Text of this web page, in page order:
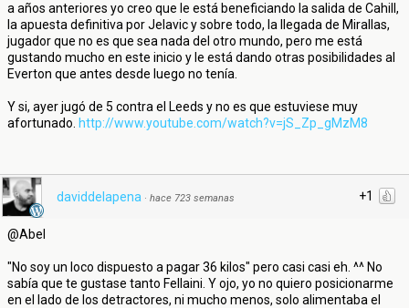
a años anteriores yo creo que le está beneficiando la salida de Cahill,
la apuesta definitiva por Jelavic y sobre todo, la llegada de Mirallas,
jugador que no es que sea nada del otro mundo, pero me está
gustando mucho en este inicio y le está dando otras posibilidades al
Everton que antes desde luego no tenía.
Y si, ayer jugó de 5 contra el Leeds y no es que estuviese muy
afortunado. http://www.youtube.com/watch?v=jS_Zp_gMzM8
+1
daviddelapena · hace 723 semanas
@Abel
"No soy un loco dispuesto a pagar 36 kilos" pero casi casi eh. ^^ No
sabía que te gustase tanto Fellaini. Y ojo, yo no quiero posicionarme
en el lado de los detractores, ni mucho menos, solo alimentaba el